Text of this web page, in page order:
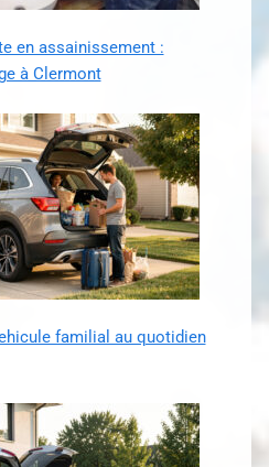
en assainissement :
à Clermont
familial au quotidien